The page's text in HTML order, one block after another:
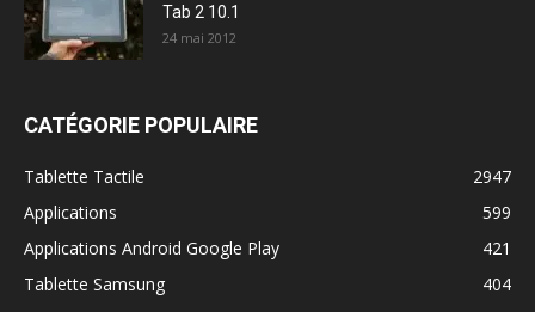
Tab 2 10.1
24 mai 2012
CATÉGORIE POPULAIRE
Tablette Tactile
2947
Applications
599
Applications Android Google Play
421
Tablette Samsung
404